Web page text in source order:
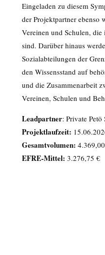
Eingeladen zu diesem
der Projektpartner ebenso
Vereinen und Schulen,
sind. Darüber hinaus
Sozialabteilungen der
den Wissensstand auf
und die Zusammenarbeit
Vereinen, Schulen und
Leadpartner: Private Petö
Projektlaufzeit:
Gesamtvolumen:
EFRE-Mittel: 3.276,75 €